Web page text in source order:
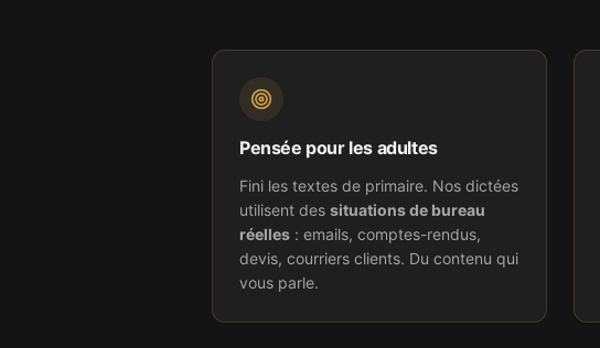
Pensée pour les adultes
Fini les textes de primaire. Nos dictées
utilisent des situations de bureau
réelles : emails, comptes-rendus,
devis, courriers clients. Du contenu qui
vous parle.